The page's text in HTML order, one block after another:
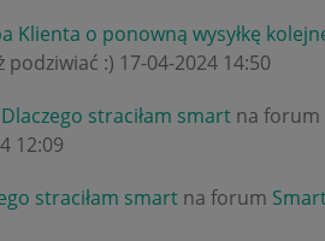
Klienta o ponowną wysyłkę
podziwiać :) ‎17-04-2024 14:50
straciłam smart na forum
12:09
straciłam smart na forum